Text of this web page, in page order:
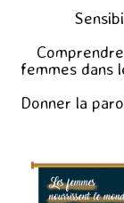
femmes dans
Donner la